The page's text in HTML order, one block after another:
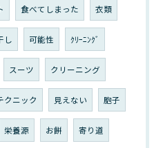
食べてしまった 衣類
し 可能性 ｸﾘｰﾆﾝｸﾞ
スーツ クリーニング
クニック 見えない 胞子
栄養源 お餅 寄り道